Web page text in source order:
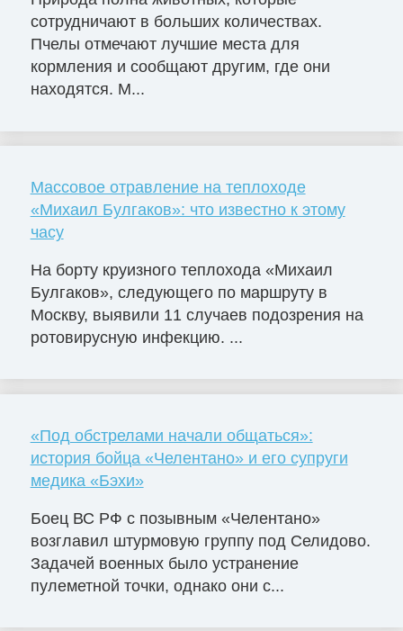
сотрудничают в больших количествах.
Пчелы отмечают лучшие места для
кормления и сообщают другим, где они
находятся. М...
Массовое отравление на теплоходе
«Михаил Булгаков»: что известно к этому
часу
На борту круизного теплохода «Михаил
Булгаков», следующего по маршруту в
Москву, выявили 11 случаев подозрения на
ротовирусную инфекцию. ...
«Под обстрелами начали общаться»:
история бойца «Челентано» и его супруги
медика «Бэхи»
Боец ВС РФ с позывным «Челентано»
возглавил штурмовую группу под Селидово.
Задачей военных было устранение
пулеметной точки, однако они с...